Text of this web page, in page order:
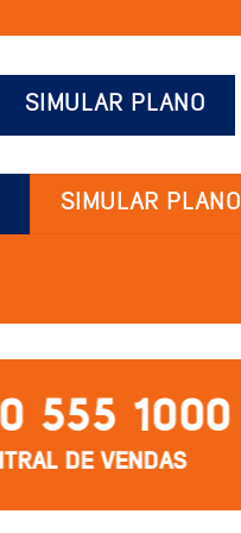
SIMULAR PLANO
SIMULAR PLANO
555 1000
DE VENDAS